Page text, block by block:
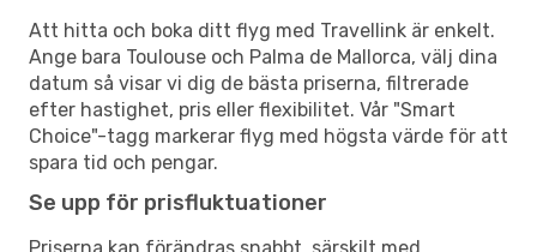
Att hitta och boka ditt flyg med Travellink är enkelt.
Ange bara Toulouse och Palma de Mallorca, välj dina
datum så visar vi dig de bästa priserna, filtrerade
efter hastighet, pris eller flexibilitet. Vår "Smart
Choice"-tagg markerar flyg med högsta värde för att
spara tid och pengar.
Se upp för prisfluktuationer